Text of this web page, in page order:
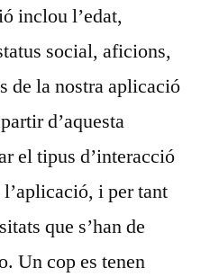
inclou l’edat,
social, aficions,
de la nostra aplicació
d’aquesta
el tipus d’interacció
i per tant
que s’han de
Un cop es tenen